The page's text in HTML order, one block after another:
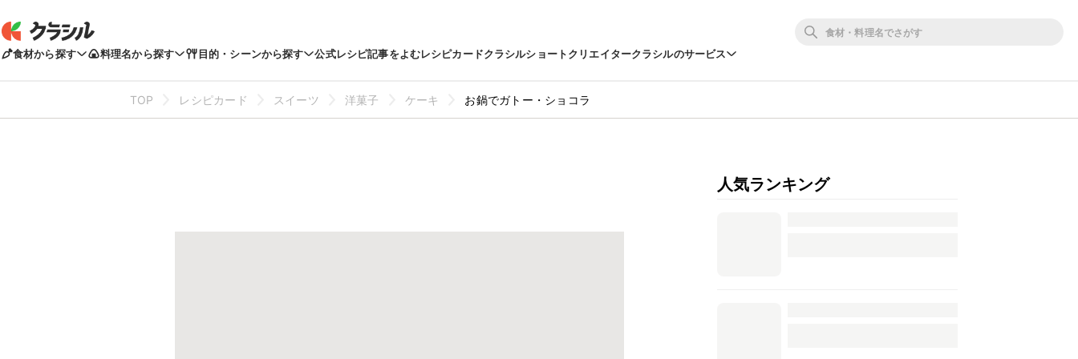
食材から探す 料理名から探す 目的・シーンから探す 公式レシピ記事をよむレシピカードクラシルショートクリエイタークラシルのサービス
TOP レシピカード スイーツ 洋菓子 ケーキ お鍋でガトー・ショコラ
人気ランキング